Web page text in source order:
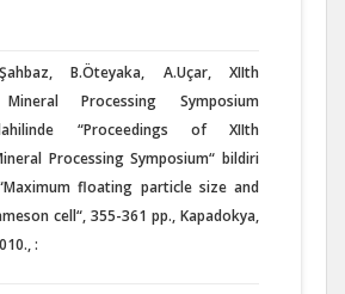
B.Öteyaka, A.Uçar, XIIth
Processing Symposium
“Proceedings of XIIth
Processing Symposium“ bildiri
“Maximum floating particle size and
cell“, 355-361 pp., Kapadokya,
: